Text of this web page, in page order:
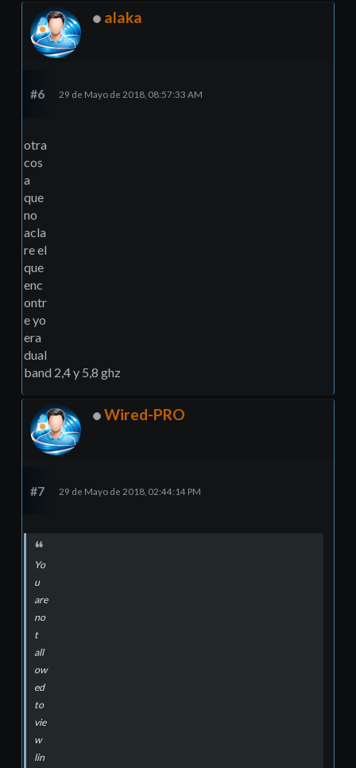
alaka
#6 29 de Mayo de 2018, 08:57:33 AM
otra
cos
a
que
no
acla
re el
que
enc
ontr
e yo
era
dual
band 2,4 y 5,8 ghz
Wired-PRO
#7 29 de Mayo de 2018, 02:44:14 PM
Yo
u
are
no
t
all
ow
ed
to
vie
w
lin